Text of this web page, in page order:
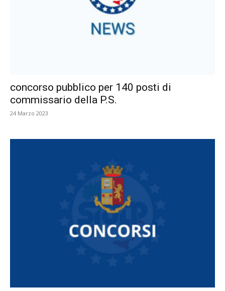
concorso pubblico per 140 posti di
commissario della P.S.
24 Marzo 2023